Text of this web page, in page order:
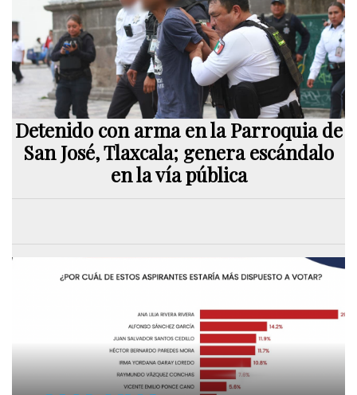
Detenido con arma en la Parroquia de
San José, Tlaxcala; genera escándalo
en la vía pública